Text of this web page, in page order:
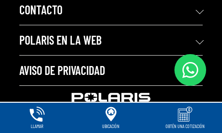
CONTACTO
POLARIS EN LA WEB
AVISO DE PRIVACIDAD
LLAMAR UBICACIÓN OBTÉN UNA COTIZACIÓN